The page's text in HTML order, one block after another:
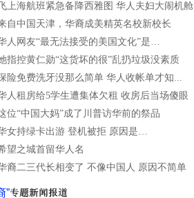
飞上海航班紧急备降西雅图 华人夫妇大闹机舱
自中国天津，华裔成美精英名校新校长
人网友“最无法接受的美国文化”是…
指控黄仁勋“这货坏的很”乱扔垃圾没素质
险免费洗牙没那么简单 华人收帐单才知...
人租房给5学生遭集体欠租 收房后当场傻眼
位“中国大妈”成了川普访华前的祭品
女持绿卡出游 登机被拒 原因是…
望之城首留华人名
裔二三代长相变了 不像中国人 原因不简单
”